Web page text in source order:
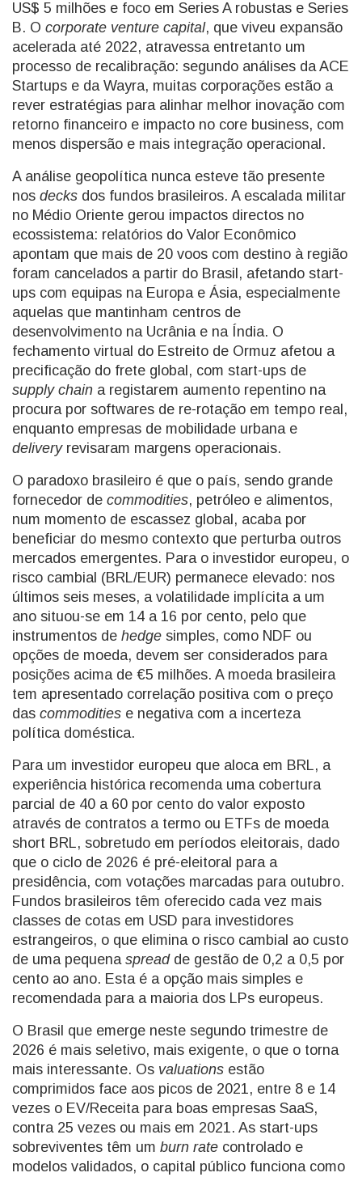
US$ 5 milhões e foco em Series A robustas e Series
B. O corporate venture capital, que viveu expansão
acelerada até 2022, atravessa entretanto um
processo de recalibração: segundo análises da ACE
Startups e da Wayra, muitas corporações estão a
rever estratégias para alinhar melhor inovação com
retorno financeiro e impacto no core business, com
menos dispersão e mais integração operacional.
A análise geopolítica nunca esteve tão presente
nos decks dos fundos brasileiros. A escalada militar
no Médio Oriente gerou impactos directos no
ecossistema: relatórios do Valor Econômico
apontam que mais de 20 voos com destino à região
foram cancelados a partir do Brasil, afetando start-
ups com equipas na Europa e Ásia, especialmente
aquelas que mantinham centros de
desenvolvimento na Ucrânia e na Índia. O
fechamento virtual do Estreito de Ormuz afetou a
precificação do frete global, com start-ups de
supply chain a registarem aumento repentino na
procura por softwares de re-rotação em tempo real,
enquanto empresas de mobilidade urbana e
deliveryrevisaram margens operacionais.
O paradoxo brasileiro é que o país, sendo grande
fornecedor de commodities, petróleo e alimentos,
num momento de escassez global, acaba por
beneficiar do mesmo contexto que perturba outros
mercados emergentes. Para o investidor europeu, o
risco cambial (BRL/EUR) permanece elevado: nos
últimos seis meses, a volatilidade implícita a um
ano situou-se em 14 a 16 por cento, pelo que
instrumentos de hedge simples, como NDF ou
opções de moeda, devem ser considerados para
posições acima de €5 milhões. A moeda brasileira
tem apresentado correlação positiva com o preço
das commodities e negativa com a incerteza
política doméstica.
Para um investidor europeu que aloca em BRL, a
experiência histórica recomenda uma cobertura
parcial de 40 a 60 por cento do valor exposto
através de contratos a termo ou ETFs de moeda
short BRL, sobretudo em períodos eleitorais, dado
que o ciclo de 2026 é pré-eleitoral para a
presidência, com votações marcadas para outubro.
Fundos brasileiros têm oferecido cada vez mais
classes de cotas em USD para investidores
estrangeiros, o que elimina o risco cambial ao custo
de uma pequena spreadde gestão de 0,2 a 0,5 por
cento ao ano. Esta é a opção mais simples e
recomendada para a maioria dos LPs europeus.
O Brasil que emerge neste segundo trimestre de
2026 é mais seletivo, mais exigente, o que o torna
mais interessante. Os valuations estão
comprimidos face aos picos de 2021, entre 8 e 14
vezes o EV/Receita para boas empresas SaaS,
contra 25 vezes ou mais em 2021. As start-ups
sobreviventes têm um burn rate controlado e
modelos validados, o capital público funciona como